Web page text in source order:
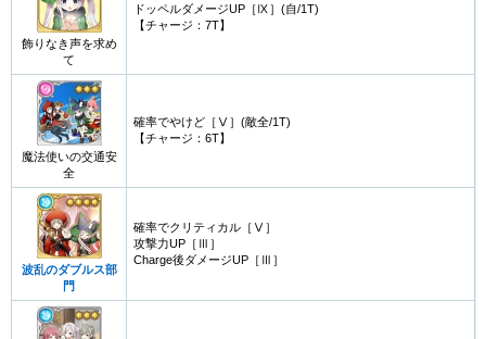
飾りなき声を求め
て
ドッペルダメージUP［Ⅸ］(自/1T)
【チャージ：7T】
魔法使いの交通安
全
確率でやけど［Ⅴ］(敵全/1T)
【チャージ：6T】
波乱のダブルス部
門
確率でクリティカル［Ⅴ］
攻撃力UP［Ⅲ］
Charge後ダメージUP［Ⅲ］